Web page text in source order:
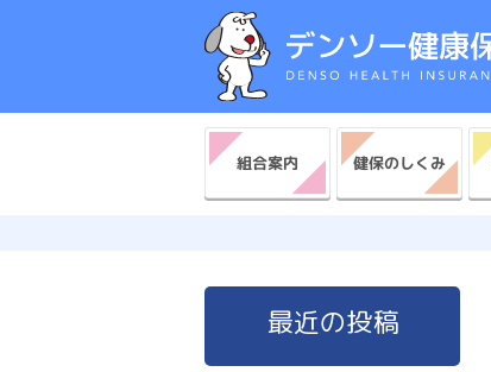
組合案内 健保のしくみ
最近の投稿